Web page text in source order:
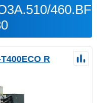
460.BF
R